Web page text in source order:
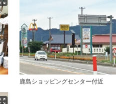
鹿島ショッピングセンター付近